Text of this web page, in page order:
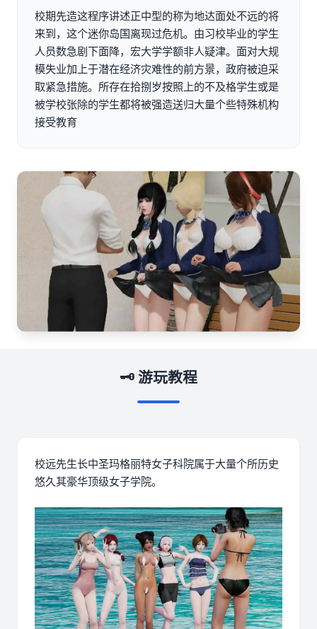
校期先造这程序讲述正中型的称为地达面处不远的将
来到，这个迷你岛国离现过危机。由习校毕业的学生
人员数急剧下面降，宏大学学额非人疑津。面对大规
模失业加上于潜在经济灾难性的前方景，政府被迫采
取紧急措施。所存在拾捌岁按照上的不及格学生或是
被学校张除的学生都将被强造送归大量个些特殊机构
接受教育
🗝️ 游玩教程
校远先生长中圣玛格丽特女子科院属于大量个所历史
悠久其豪华顶级女子学院。